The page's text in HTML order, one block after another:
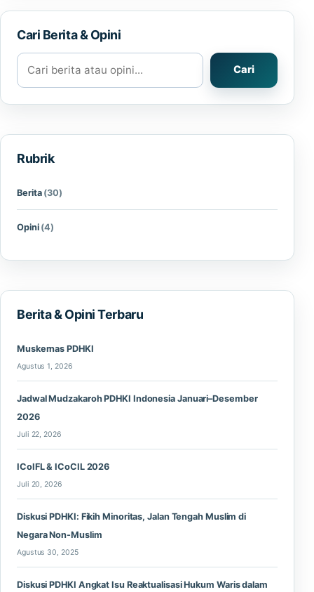
Cari Berita & Opini
Cari berita atau opini
Cari
Rubrik
Berita (30)
Opini (4)
Berita & Opini Terbaru
Muskernas PDHKI
Agustus 1, 2026
Jadwal Mudzakaroh PDHKI Indonesia Januari–Desember
2026
Juli 22, 2026
ICoIFL & ICoCIL 2026
Juli 20, 2026
Diskusi PDHKI: Fikih Minoritas, Jalan Tengah Muslim di
Negara Non-Muslim
Agustus 30, 2025
Diskusi PDHKI Angkat Isu Reaktualisasi Hukum Waris dalam